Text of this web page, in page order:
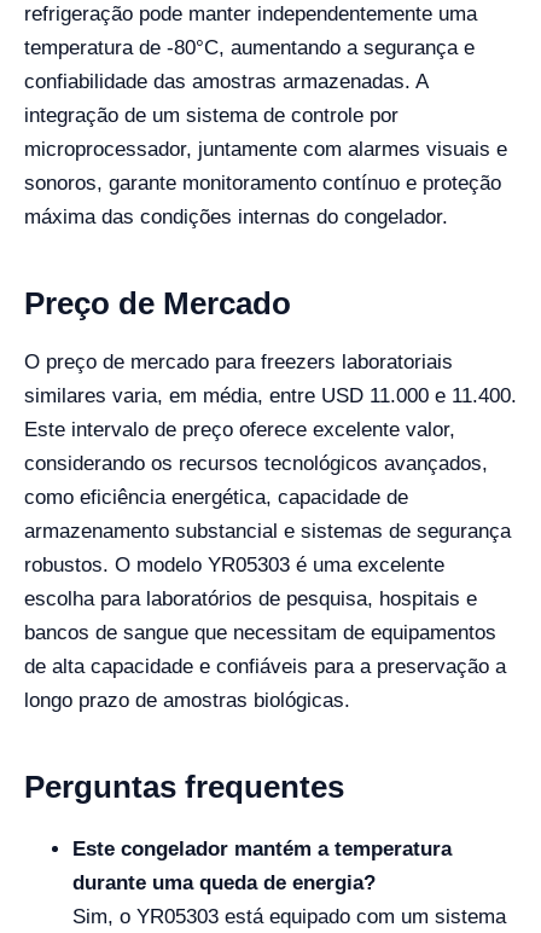
refrigeração pode manter independentemente uma
temperatura de -80°C, aumentando a segurança e
confiabilidade das amostras armazenadas. A
integração de um sistema de controle por
microprocessador, juntamente com alarmes visuais e
sonoros, garante monitoramento contínuo e proteção
máxima das condições internas do congelador.
Preço de Mercado
O preço de mercado para freezers laboratoriais
similares varia, em média, entre USD 11.000 e 11.400.
Este intervalo de preço oferece excelente valor,
considerando os recursos tecnológicos avançados,
como eficiência energética, capacidade de
armazenamento substancial e sistemas de segurança
robustos. O modelo YR05303 é uma excelente
escolha para laboratórios de pesquisa, hospitais e
bancos de sangue que necessitam de equipamentos
de alta capacidade e confiáveis para a preservação a
longo prazo de amostras biológicas.
Perguntas frequentes
Este congelador mantém a temperatura
durante uma queda de energia?
Sim, o YR05303 está equipado com um sistema